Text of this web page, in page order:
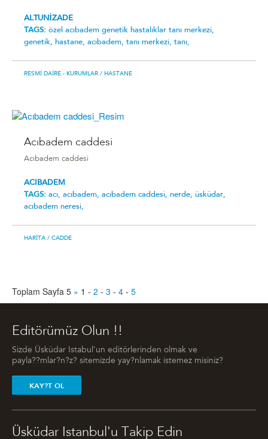
ALTUNİZADE
TAGS: özel acıbadem genetik hastalıklar tanı merkezi,
genetik, hastane, acıbadem, tanı merkezi, tanı,
RESMI DAIRE - KURUMLAR / HASTANE
Acıbadem caddesi
Acıbadem caddesi
ACIBADEM
TAGS: acı, acıbadem, acıbadem caddesi, nerde, üsküdar,
acıbadem neresi,
HARITA / CADDE
Toplam Sayfa 5 » 1 - 2 - 3 - 4 - 5
Editörümüz Olun !!
Sizde Üsküdar Istabul'un editörlerinden olmak ve
payla??mlar?n?z? sitemizde yay?nlamak istemez misiniz?
KAY?T OL
Üsküdar Istanbul'u Takip Edin